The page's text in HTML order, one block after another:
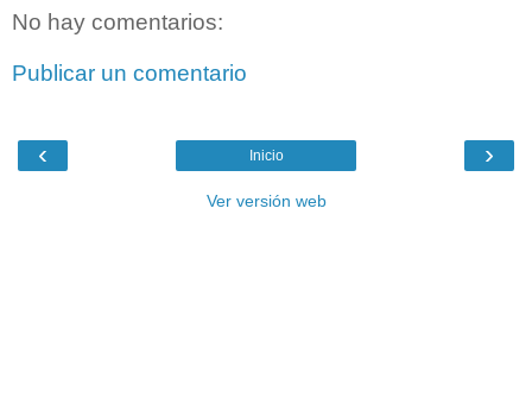
No hay comentarios:
Publicar un comentario
‹ ›
Inicio
Ver versión web